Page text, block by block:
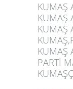
KUMAŞ
KUMAŞ
KUMAŞ
KUMAŞ
PARTİ